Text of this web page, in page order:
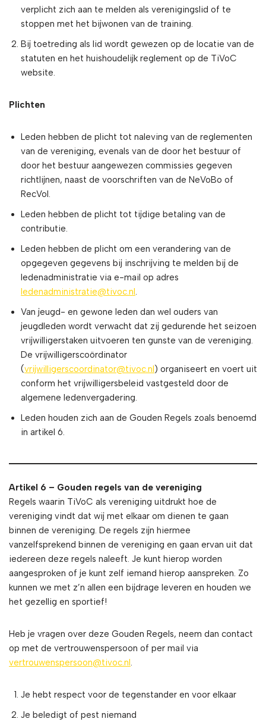
verplicht zich aan te melden als verenigingslid of te
stoppen met het bijwonen van de training.
Bij toetreding als lid wordt gewezen op de locatie van de
statuten en het huishoudelijk reglement op de TiVoC
website.
Plichten
Leden hebben de plicht tot naleving van de reglementen
van de vereniging, evenals van de door het bestuur of
door het bestuur aangewezen commissies gegeven
richtlijnen, naast de voorschriften van de NeVoBo of
RecVol.
Leden hebben de plicht tot tijdige betaling van de
contributie.
Leden hebben de plicht om een verandering van de
opgegeven gegevens bij inschrijving te melden bij de
ledenadministratie via e-mail op adres
ledenadministratie@tivoc.nl .
Van jeugd- en gewone leden dan wel ouders van
jeugdleden wordt verwacht dat zij gedurende het seizoen
vrijwilligerstaken uitvoeren ten gunste van de vereniging.
De vrijwilligerscoördinator
(vrijwilligerscoordinator@tivoc.nl ) organiseert en voert uit
conform het vrijwilligersbeleid vastgesteld door de
algemene ledenvergadering.
Leden houden zich aan de Gouden Regels zoals benoemd
in artikel 6.
Artikel 6 – Gouden regels van de vereniging
Regels waarin TiVoC als vereniging uitdrukt hoe de
vereniging vindt dat wij met elkaar om dienen te gaan
binnen de vereniging. De regels zijn hiermee
vanzelfsprekend binnen de vereniging en gaan ervan uit dat
iedereen deze regels naleeft. Je kunt hierop worden
aangesproken of je kunt zelf iemand hierop aanspreken. Zo
kunnen we met z’n allen een bijdrage leveren en houden we
het gezellig en sportief!
Heb je vragen over deze Gouden Regels, neem dan contact
op met de vertrouwenspersoon of per mail via
vertrouwenspersoon@tivoc.nl .
Je hebt respect voor de tegenstander en voor elkaar
Je beledigt of pest niemand